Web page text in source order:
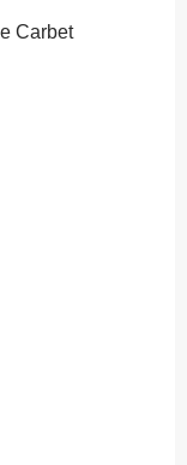
Carbet